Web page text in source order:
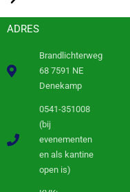
ADRES
Brandlichterweg
68 7591 NE
Denekamp
0541-351008
(bij
evenementen
en als kantine
open is)